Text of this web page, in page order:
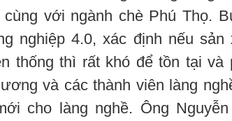
cùng với ngành chè Phú Thọ.
nghiệp 4.0, xác định nếu sản
thống thì rất khó để tồn tại và
và các thành viên làng
cho làng nghề. Ông